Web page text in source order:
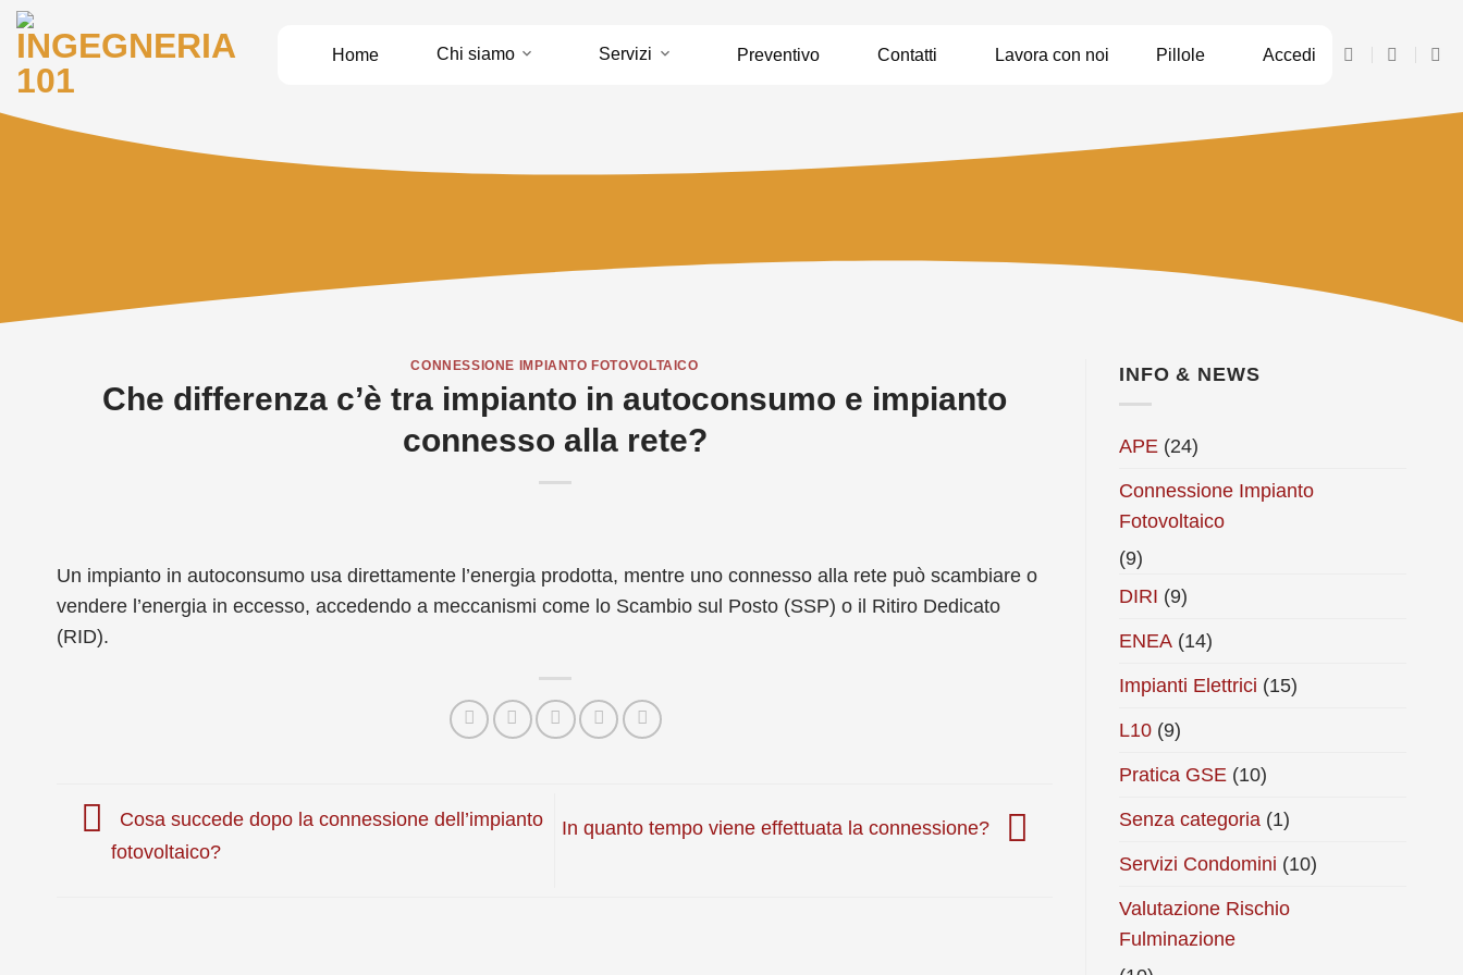
Salta
contenuti
Home Chi siamo Servizi Preventivo Contatti Lavora con noi Pillole Accedi
CONNESSIONE IMPIANTO FOTOVOLTAICO
Che differenza c’è tra impianto in autoconsumo e impianto
connesso alla rete?
Un impianto in autoconsumo usa direttamente l’energia prodotta, mentre uno connesso alla rete può scambiare o
vendere l’energia in eccesso, accedendo a meccanismi come lo Scambio sul Posto (SSP) o il Ritiro Dedicato
(RID).
Cosa succede dopo la connessione dell’impianto
fotovoltaico?
In quanto tempo viene effettuata la connessione?
INFO & NEWS
APE (24)
Connessione Impianto
Fotovoltaico
(9)
DIRI (9)
ENEA (14)
Impianti Elettrici (15)
L10 (9)
Pratica GSE (10)
Senza categoria (1)
Servizi Condomini (10)
Valutazione Rischio
Fulminazione